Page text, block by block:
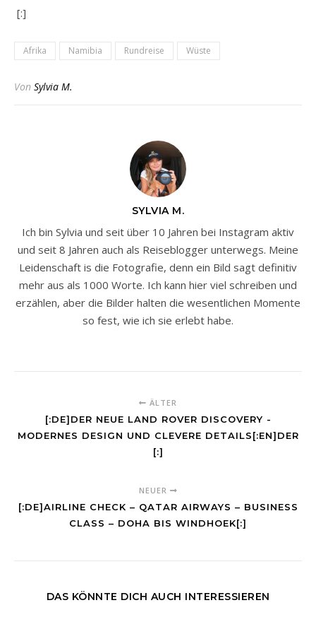
[:]
Afrika Namibia Rundreise Wüste
Von Sylvia M.
SYLVIA M.
Ich bin Sylvia und seit über 10 Jahren bei Instagram aktiv
und seit 8 Jahren auch als Reiseblogger unterwegs. Meine
Leidenschaft is die Fotografie, denn ein Bild sagt definitiv
mehr aus als 1000 Worte. Ich kann hier viel schreiben und
erzählen, aber die Bilder halten die wesentlichen Momente
so fest, wie ich sie erlebt habe.
ÄLTER
[:DE]DER NEUE LAND ROVER DISCOVERY -
MODERNES DESIGN UND CLEVERE DETAILS[:EN]DER
[:]
NEUER
[:DE]AIRLINE CHECK – QATAR AIRWAYS – BUSINESS
CLASS – DOHA BIS WINDHOEK[:]
DAS KÖNNTE DICH AUCH INTERESSIEREN